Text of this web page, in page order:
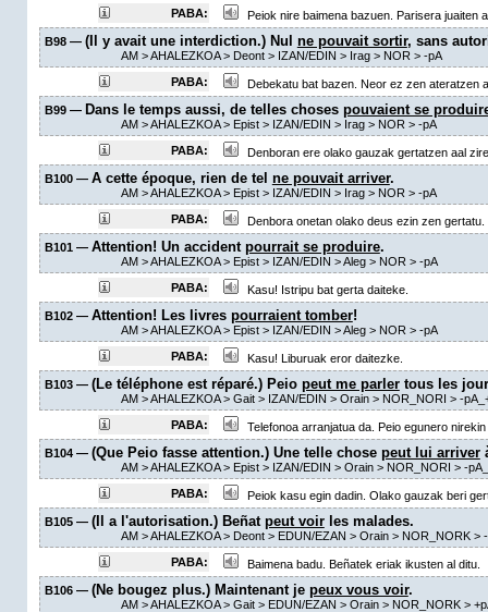
PABA:
Peiok nire baimena bazuen. Parisera juaiten
B98 — (Il y avait une interdiction.) Nul ne pouvait sortir, sans
AM> AHALEZKOA > Deont> IZAN/EDIN > Irag> NOR > -pA
PABA:
Debekatu bat bazen. Neor ez zen ateratzen
B99 — Dans le temps aussi, de telles choses pouvaient se
AM> AHALEZKOA > Epist> IZAN/EDIN > Irag> NOR > -pA
PABA:
Denboran ere olako gauzak gertatzen aal
B100 — A cette époque, rien de tel ne pouvait arriver.
AM> AHALEZKOA > Epist> IZAN/EDIN > Irag> NOR > -pA
PABA:
Denbora onetan olako deus ezin zen gertatu.
B101 — Attention! Un accident pourrait se produire.
AM> AHALEZKOA > Epist> IZAN/EDIN >Aleg> NOR > -pA
PABA:
Kasu! Istripu bat gerta daiteke.
B102 — Attention! Les livres pourraient tomber!
AM> AHALEZKOA > Epist> IZAN/EDIN >Aleg> NOR > -pA
PABA:
Kasu! Liburuak eror daitezke.
B103 — (Le téléphone est réparé.) Peio peut me parlertous les
AM> AHALEZKOA > Gait> IZAN/EDIN > Orain> NOR_NORI > -
PABA:
Telefonoa arranjatua da. Peio egunero
B104 — (Que Peio fasse attention.) Une telle chose peut lui arriver
AM> AHALEZKOA > Epist> IZAN/EDIN > Orain> NOR_NORI > -
PABA:
Peiok kasu egin dadin. Olako gauzak beri
B105 — (Il a l'autorisation.) Beñat peut voirles malades.
AM> AHALEZKOA > Deont> EDUN/EZAN > Orain> NOR_NORK >
PABA:
Baimena badu. Beñatek eriak ikusten al ditu.
B106 — (Ne bougez plus.) Maintenant je peux vous voir.
AM> AHALEZKOA > Gait> EDUN/EZAN > Orain> NOR_NORK >